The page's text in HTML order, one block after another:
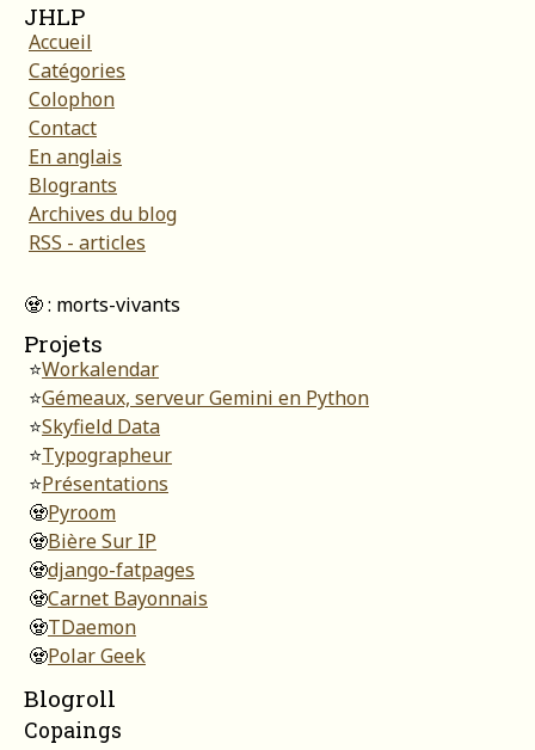
JHLP
Accueil
Catégories
Colophon
Contact
En anglais
Blogrants
Archives du blog
RSS - articles
🧟 : morts-vivants
Projets
⭐Workalendar
⭐Gémeaux, serveur Gemini en Python
⭐Skyfield Data
⭐Typographeur
⭐Présentations
🧟Pyroom
🧟Bière Sur IP
🧟django-fatpages
🧟Carnet Bayonnais
🧟TDaemon
🧟Polar Geek
Blogroll
Copaings